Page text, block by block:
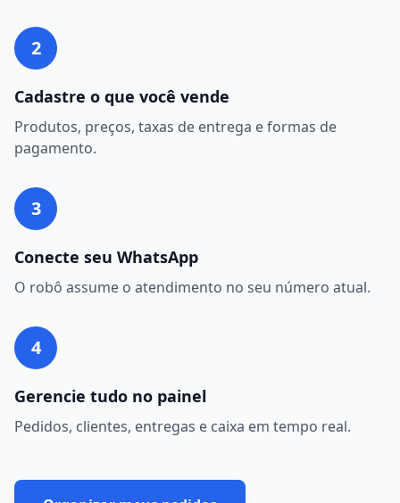
2
Cadastre o que você vende
Produtos, preços, taxas de entrega e formas de
pagamento.
3
Conecte seu WhatsApp
O robô assume o atendimento no seu número atual.
4
Gerencie tudo no painel
Pedidos, clientes, entregas e caixa em tempo real.